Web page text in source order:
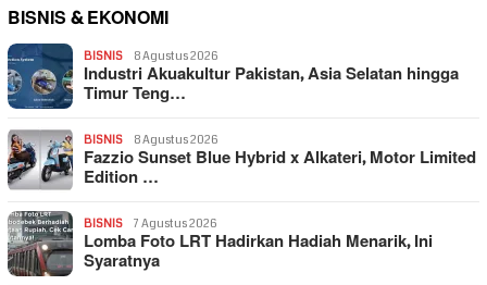
BISNIS & EKONOMI
BISNIS 8 Agustus 2026
Industri Akuakultur Pakistan, Asia Selatan hingga
Timur Teng…
BISNIS 8 Agustus 2026
Fazzio Sunset Blue Hybrid x Alkateri, Motor Limited
Edition …
BISNIS 7 Agustus 2026
Lomba Foto LRT Hadirkan Hadiah Menarik, Ini
Syaratnya